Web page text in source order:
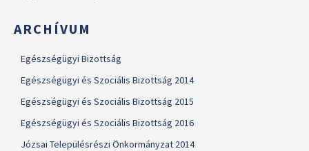
ARCHÍVUM
Egészségügyi Bizottság
Egészségügyi és Szociális Bizottság 2014
Egészségügyi és Szociális Bizottság 2015
Egészségügyi és Szociális Bizottság 2016
Józsai Településrészi Önkormányzat 2014